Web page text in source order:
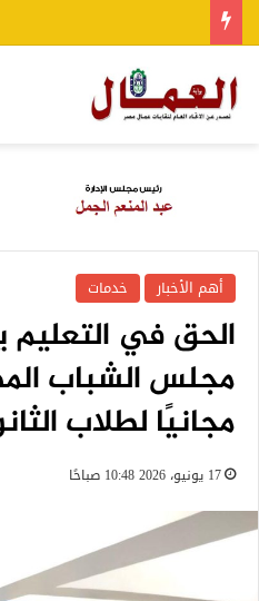
أهم الأخبار خدمات
الحق في التعليم
مجلس الشباب
مجانيًا لطلاب
17 يونيو، 2026 10:48 صباحًا